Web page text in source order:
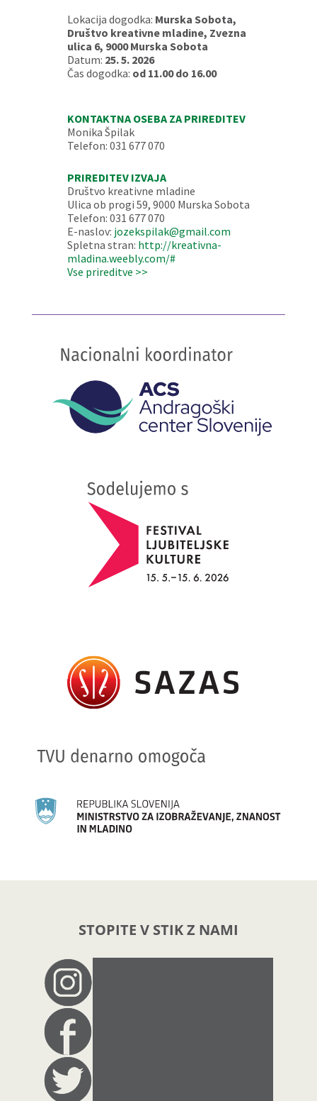
Lokacija dogodka: Murska Sobota,
Društvo kreativne mladine, Zvezna
ulica 6, 9000 Murska Sobota
Datum: 25. 5. 2026
Čas dogodka: od 11.00 do 16.00
KONTAKTNA OSEBA ZA PRIREDITEV
Monika Špilak
Telefon: 031 677 070
PRIREDITEV IZVAJA
Društvo kreativne mladine
Ulica ob progi 59, 9000 Murska Sobota
Telefon: 031 677 070
E-naslov: jozekspilak@gmail.com
Spletna stran: http://kreativna-
mladina.weebly.com/#
Vse prireditve >>
STOPITE V STIK Z NAMI